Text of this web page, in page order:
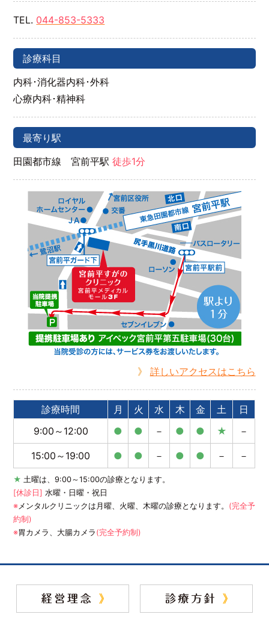
TEL. 044-853-5333
診療科目
内科･消化器内科･外科
心療内科･精神科
最寄り駅
田園都市線 宮前平駅徒歩1分
》 詳しいアクセスはこちら
診療時間 月 火 水 木 金 土
日
9:00～12:00
● ● － ● ● ★ －
15:00～19:00 ● ● － ● ● － －
★ 土曜は、9:00～15:00の診療となります。
[休診日] 水曜・日曜・祝日
※ メンタルクリニックは月曜、火曜、木曜の診療となります。 (完全予
約制)
※胃カメラ、大腸カメラ (完全予約制)